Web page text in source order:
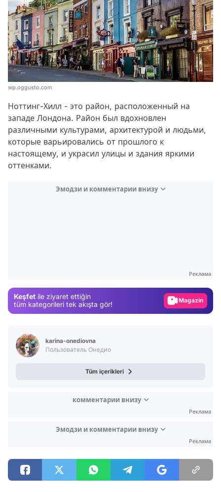
wp.oggusto.com
Ноттинг-Хилл - это район, расположенный на
западе Лондона. Район был вдохновлен
различными культурами, архитектурой и людьми,
которые варьировались от прошлого к
настоящему, и украсил улицы и здания яркими
оттенками.
Эмодзи и комментарии внизу
Реклама
Keşfet ile ziyaret ettiğin
tüm kategorileri tek akışta gör!
Video
karina-onediovna
Пользователь Онедио
Tüm içerikleri
комментарии внизу
Реклама
Эмодзи и комментарии внизу
Реклама